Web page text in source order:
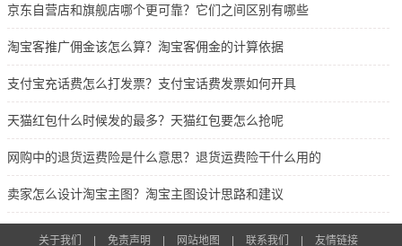
京东自营店和旗舰店哪个更可靠？它们之间区别有哪些
淘宝客推广佣金该怎么算？淘宝客佣金的计算依据
支付宝充话费怎么打发票？支付宝话费发票如何开具
天猫红包什么时候发的最多？天猫红包要怎么抢呢
网购中的退货运费险是什么意思？退货运费险干什么用的
卖家怎么设计淘宝主图？淘宝主图设计思路和建议
关于我们 免责声明 网站地图 联系我们 友情链接